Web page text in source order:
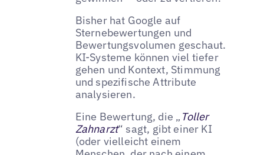
Bisher hat Google auf
Sternebewertungen und
Bewertungsvolumen geschaut.
KI-Systeme können viel tiefer
gehen und Kontext, Stimmung
und spezifische Attribute
analysieren.
Eine Bewertung, die „ Toller
Zahnarzt“ sagt, gibt einer KI
(oder vielleicht einem